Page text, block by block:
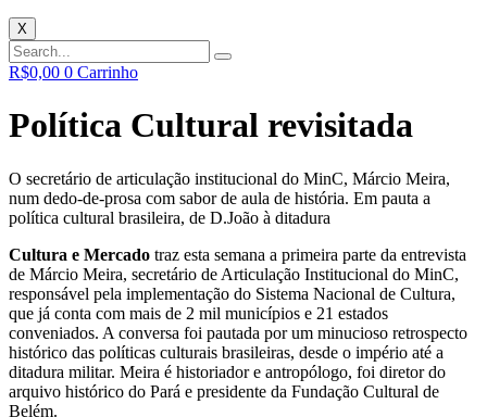
X
R$0,00 0 Carrinho
Política Cultural revisitada
O secretário de articulação institucional do MinC, Márcio Meira,
num dedo-de-prosa com sabor de aula de história. Em pauta a
política cultural brasileira, de D.João à ditadura
Cultura e Mercado traz esta semana a primeira parte da entrevista
de Márcio Meira, secretário de Articulação Institucional do MinC,
responsável pela implementação do Sistema Nacional de Cultura,
que já conta com mais de 2 mil municípios e 21 estados
conveniados. A conversa foi pautada por um minucioso retrospecto
histórico das políticas culturais brasileiras, desde o império até a
ditadura militar. Meira é historiador e antropólogo, foi diretor do
arquivo histórico do Pará e presidente da Fundação Cultural de
Belém.